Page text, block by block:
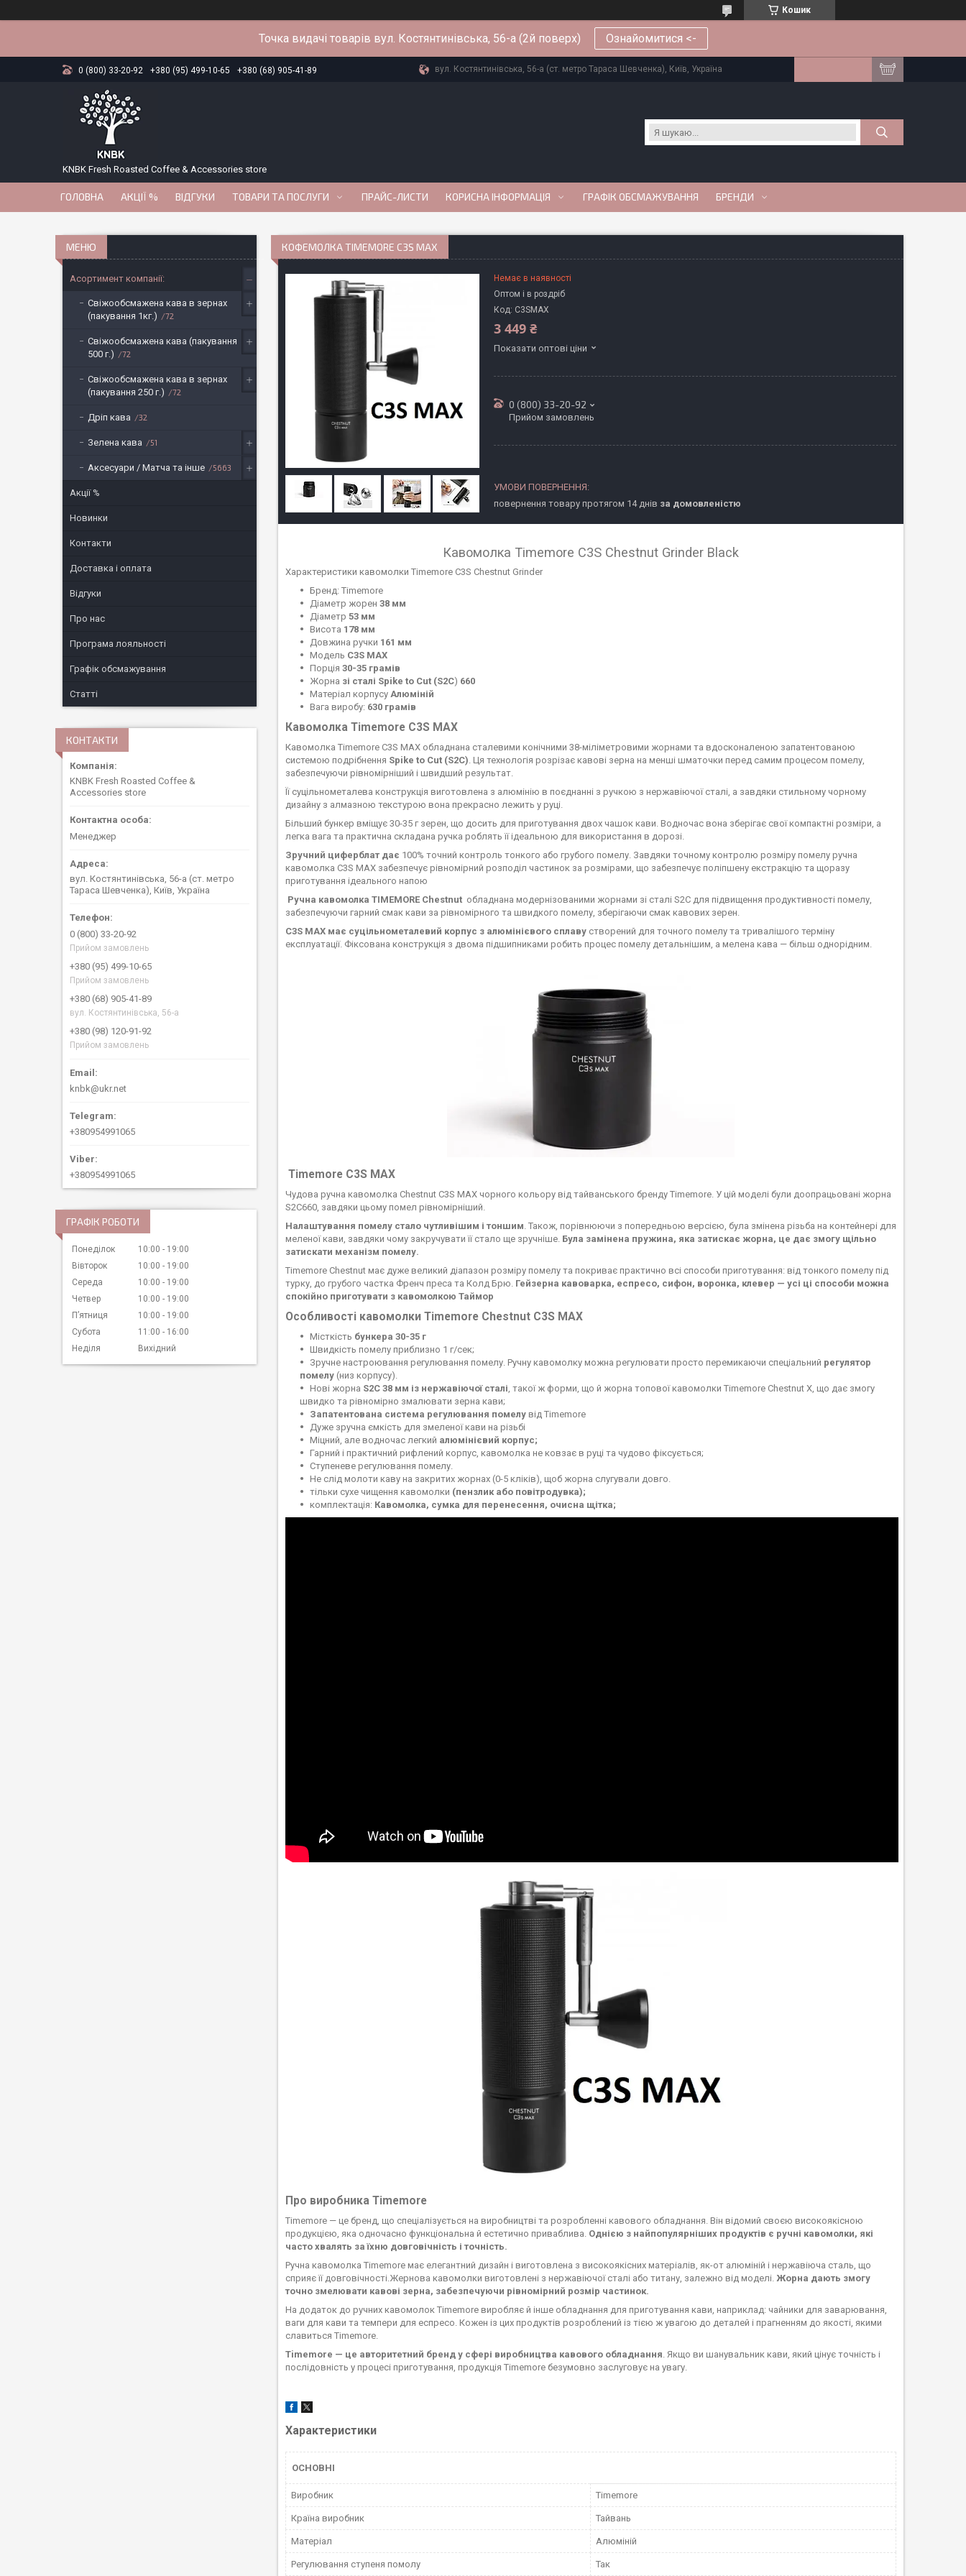
Кошик
Точка видачі товарів вул. Костянтинівська, 56-а (2й поверх) Ознайомитися <-
0 (800) 33-20-92 +380 (95) 499-10-65 +380 (68) 905-41-89 вул. Костянтинівська, 56-а (ст. метро Тараса Шевченка), Київ, Україна
KNBK Fresh Roasted Coffee & Accessories store
ГОЛОВНА АКЦІЇ % ВІДГУКИ ТОВАРИ ТА ПОСЛУГИ ПРАЙС-ЛИСТИ КОРИСНА ІНФОРМАЦІЯ ГРАФІК ОБСМАЖУВАННЯ БРЕНДИ
КОФЕМОЛКА TIMEMORE C3S MAX
Немає в наявності
Оптом і в роздріб
Код: C3SMAX
3 449 ₴
Показати оптові ціни
0 (800) 33-20-92
Прийом замовлень
повернення товару протягом 14 днів за домовленістю
Кавомолка Timemore C3S Chestnut Grinder Black
Характеристики кавомолки Timemore C3S Chestnut Grinder
Бренд: Timemore
Діаметр жорен 38 мм
Діаметр 53 мм
Висота 178 мм
Довжина ручки 161 мм
Модель C3S MAX
Порція 30-35 грамів
Жорна зі сталі Spike to Cut (S2C) 660
Матеріал корпусу Алюміній
Вага виробу: 630 грамів
Кавомолка Timemore C3S MAX
Кавомолка Timemore C3S MAX обладнана сталевими конічними 38-міліметровими жорнами та вдосконаленою запатентованою
системою подрібнення Spike to Cut (S2C) . Ця технологія розрізає кавові зерна на менші шматочки перед самим процесом помелу,
забезпечуючи рівномірніший і швидший результат.
Її суцільнометалева конструкція виготовлена з алюмінію в поєднанні з ручкою з нержавіючої сталі, а завдяки стильному чорному
дизайну з алмазною текстурою вона прекрасно лежить у руці.
Більший бункер вміщує 30-35 г зерен, що досить для приготування двох чашок кави. Водночас вона зберігає свої компактні розміри, а
легка вага та практична складана ручка роблять її ідеальною для використання в дорозі.
Зручний циферблат дає 100% точний контроль тонкого або грубого помелу. Завдяки точному контролю розміру помелу ручна
кавомолка C3S MAX забезпечує рівномірний розподіл частинок за розмірами, що забезпечує поліпшену екстракцію та щоразу
приготування ідеального напою
Ручна кавомолка TIMEMORE Chestnut обладнана модернізованими жорнами зі сталі S2C для підвищення продуктивності помелу,
забезпечуючи гарний смак кави за рівномірного та швидкого помелу, зберігаючи смак кавових зерен.
C3S MAX має суцільнометалевий корпус з алюмінієвого сплаву створений для точного помелу та тривалішого терміну
експлуатації. Фіксована конструкція з двома підшипниками робить процес помелу детальнішим, а мелена кава — більш однорідним.
Timemore C3S MAX
Чудова ручна кавомолка Chestnut C3S MAX чорного кольору від тайванського бренду Timemore. У цій моделі були доопрацьовані жорна
S2C660, завдяки цьому помел рівномірніший.
Налаштування помелу стало чутливішим і тоншим. Також, порівнюючи з попередньою версією, була змінена різьба на контейнері для
меленої кави, завдяки чому закручувати її стало ще зручніше. Була замінена пружина, яка затискає жорна, це дає змогу щільно
затискати механізм помелу.
Timemore Chestnut має дуже великий діапазон розміру помелу та покриває практично всі способи приготування: від тонкого помелу під
турку, до грубого частка Френч преса та Колд Брю. Гейзерна кавоварка, еспресо, сифон, воронка, клевер — усі ці способи можна
спокійно приготувати з кавомолкою Таймор
Особливості кавомолки Timemore Chestnut C3S MAX
Місткість бункера 30-35 г
Швидкість помелу приблизно 1 г/сек;
Зручне настроювання регулювання помелу. Ручну кавомолку можна регулювати просто перемикаючи спеціальний регулятор
помелу (низ корпусу).
Нові жорна S2C 38 мм із нержавіючої сталі, такої ж форми, що й жорна топової кавомолки Timemore Chestnut X, що дає змогу
швидко та рівномірно змалювати зерна кави;
Запатентована система регулювання помелу від Timemore
Дуже зручна ємкість для змеленої кави на різьбі
Міцний, але водночас легкий алюмінієвий корпус;
Гарний і практичний рифлений корпус, кавомолка не ковзає в руці та чудово фіксується;
Ступеневе регулювання помелу.
Не слід молоти каву на закритих жорнах (0-5 кліків), щоб жорна слугували довго.
тільки сухе чищення кавомолки (пензлик або повітродувка);
комплектація: Кавомолка, сумка для перенесення, очисна щітка;
Про виробника Timemore
Timemore — це бренд, що спеціалізується на виробництві та розробленні кавового обладнання. Він відомий своєю високоякісною
продукцією, яка одночасно функціональна й естетично приваблива. Однією з найпопулярніших продуктів є ручні кавомолки, які
часто хвалять за їхню довговічність і точність.
Ручна кавомолка Timemore має елегантний дизайн і виготовлена з високоякісних матеріалів, як-от алюміній і нержавіюча сталь, що
сприяє її довговічності.Жернова кавомолки виготовлені з нержавіючої сталі або титану, залежно від моделі. Жорна дають змогу
точно змелювати кавові зерна, забезпечуючи рівномірний розмір частинок.
На додаток до ручних кавомолок Timemore виробляє й інше обладнання для приготування кави, наприклад: чайники для заварювання,
ваги для кави та темпери для еспресо. Кожен із цих продуктів розроблений із тією ж увагою до деталей і прагненням до якості, якими
славиться Timemore.
Timemore — це авторитетний бренд у сфері виробництва кавового обладнання. Якщо ви шанувальник кави, який цінує точність і
послідовність у процесі приготування, продукція Timemore безумовно заслуговує на увагу.
Характеристики
ОСНОВНІ
Виробник Timemore
Країна виробник Тайвань
Матеріал Алюміній
Регулювання ступеня помолу Так
Асортимент компанії:
Свіжообсмажена кава в зернах
(пакування 1кг.)
72
Свіжообсмажена кава (пакування
500 г.)
72
Свіжообсмажена кава в зернах
(пакування 250 г.)
72
Дріп кава 32
Зелена кава 51
Аксесуари / Матча та інше 5663
Акції %
Новинки
Контакти
Доставка і оплата
Відгуки
Про нас
Програма лояльності
Графік обсмажування
Статті
КОНТАКТИ
KNBK Fresh Roasted Coffee &
Accessories store
Менеджер
вул. Костянтинівська, 56-а (ст. метро
Тараса Шевченка), Київ, Україна
0 (800) 33-20-92
Прийом замовлень
+380 (95) 499-10-65
Прийом замовлень
+380 (68) 905-41-89
вул. Костянтинівська, 56-а
+380 (98) 120-91-92
Прийом замовлень
knbk@ukr.net
+380954991065
+380954991065
ГРАФІК РОБОТИ
Понеділок 10:00
19:00
Вівторок
10:00
19:00
Середа
10:00
19:00
Четвер
10:00
19:00
Пʼятниця
10:00
19:00
Субота
11:00
16:00
Неділя
Вихідний